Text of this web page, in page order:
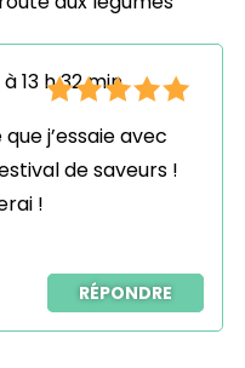
13 h 32 min
j’essaie avec
de saveurs !
!
RÉPONDRE